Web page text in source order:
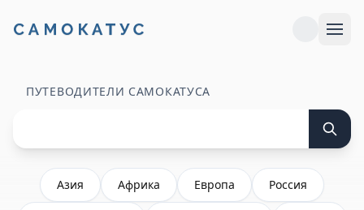
ПУТЕВОДИТЕЛИ САМОКАТУСА
Азия Африка Европа Россия